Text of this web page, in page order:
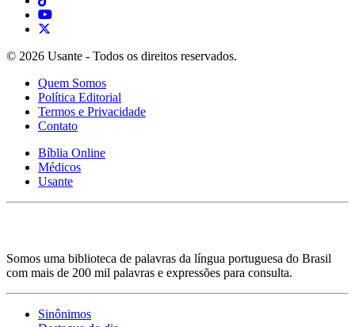
© 2026 Usante - Todos os direitos reservados.
Quem Somos
Política Editorial
Termos e Privacidade
Contato
Bíblia Online
Médicos
Usante
Somos uma biblioteca de palavras da língua portuguesa do Brasil
com mais de 200 mil palavras e expressões para consulta.
Sinônimos